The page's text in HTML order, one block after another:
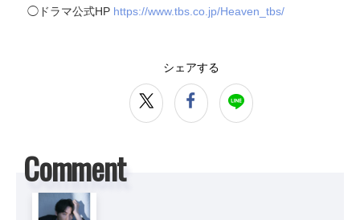
◯ドラマ公式HP https://www.tbs.co.jp/Heaven_tbs/
シェアする
Comment